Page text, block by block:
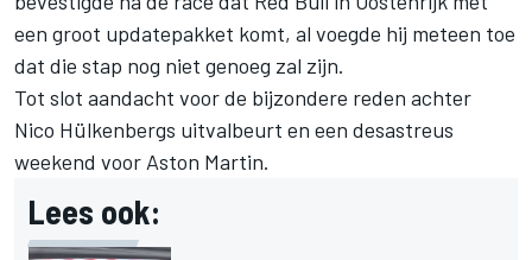
een groot updatepakket komt, al voegde hij meteen toe
dat die stap nog niet genoeg zal zijn.
Tot slot aandacht voor de bijzondere reden achter
Nico Hülkenbergs uitvalbeurt en een desastreus
weekend voor Aston Martin.
Lees ook: